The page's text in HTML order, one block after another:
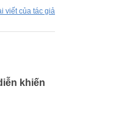
viết của tác giả
khiến